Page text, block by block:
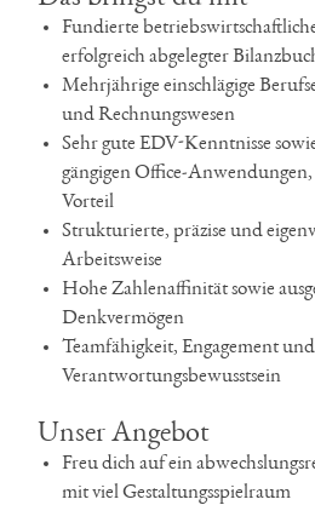
Fundierte
erfolgreich abgelegter
Mehrjährige einschlägige
und Rechnungswesen
Sehr gute EDV-Kenntnisse
gängigen Office-
Vorteil
Strukturierte, präzise und
Arbeitsweise
Hohe Zahlenaffinität sowie
Denkvermögen
Teamfähigkeit, Engagement und
Verantwortungsbewusstsein
Unser Angebot
Freu dich auf ein
mit viel Gestaltungsspielraum